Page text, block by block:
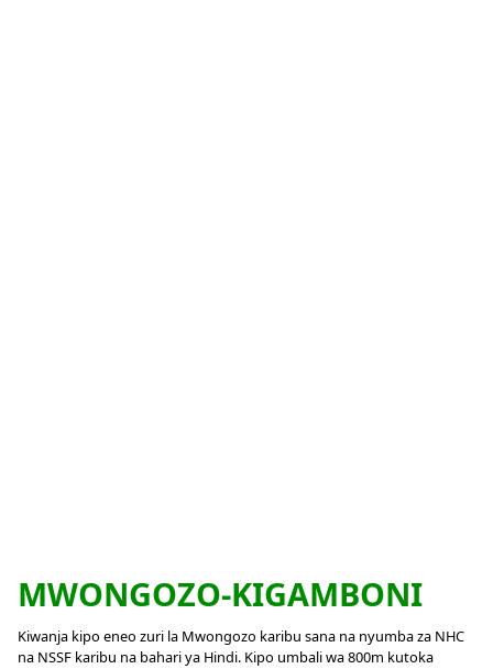
MWONGOZO-KIGAMBONI
Kiwanja kipo eneo zuri la Mwongozo karibu sana na nyumba za NHC
na NSSF karibu na bahari ya Hindi. Kipo umbali wa 800m kutoka